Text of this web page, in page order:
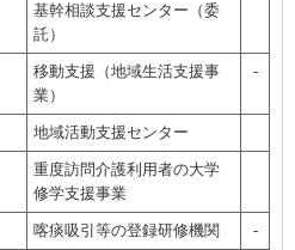
基幹相談支援センター（委
託）
移動支援（地域生活支援事
業）
-
地域活動支援センター
重度訪問介護利用者の大学
修学支援事業
喀痰吸引等の登録研修機関 -